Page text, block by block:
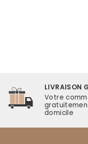
LIVRAISON
Votre
domicile